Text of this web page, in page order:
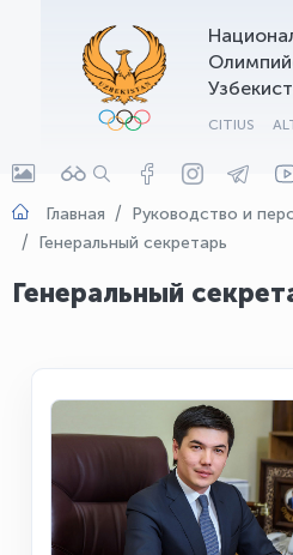
CITIUS
Главная
Руководство и
Генеральный секретарь
Генеральный
OLYMPCHIK AI - yordamchi
Онлайн · olympic.uz